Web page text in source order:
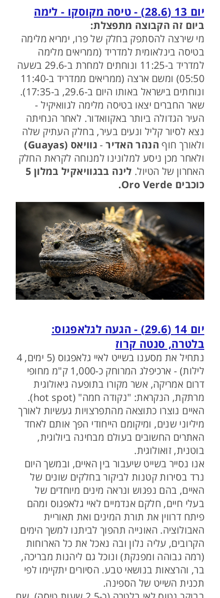
יום 13 (28.6) - טיסה מקוסקו - לימה
ביום זה הקבוצה מתפצלת:
מי שירצה להסתפק בחלק של פרו, ימריא מלימה
בטיסה בינלאומית למדריד (ממריאים מלימה
למדריד ב-11:25 ונוחתים למחרת ב-29.6 בשעה
05:50) ומשם ארצה (ממריאים ממדריד ב-11:40
ונוחתים בישראל באותו היום ב-29.6, ב-17:35).
שאר החברים יצאו בטיסה מלימה לגוואיקיל -
העיר הגדולה ביותר באקוואדור. לאחר הנחיתה
נצא לסיור קליל ונעים בעיר, בחלק העתיק שלה
ולאורך חוף הנהר האדיר - גוויאס (Guayas)
ולאחר מכן ניסע למלונינו למנוחה לקראת החלק
האחרון של הטיול.
לינה בבגוויאקיל במלון 5
כוכבים Oro Verde.
יום 14 (29.6) - הגעה לגלאפגוס:
בלטרה, סנטה קרוז
נתחיל את מסענו בשייט לאיי גלאפגוס (5 ימים, 4
לילות) - ארכיפלג המרוחק כ-1,000 ק"מ מחופי
דרום אמריקה, אשר מקורו בתופעה גיאולוגית
מרתקת, הנקראת: "נקודה חמה" (hot spot).
האיים נוצרו כתוצאה מהתפרצויות געשיות לאורך
מיליוני שנים, ומיקומם הייחודי הפך אותם לאחד
האתרים החשובים בעולם מבחינה ביולוגית,
בוטנית, זואולוגית.
אנו נסייר בשייט שיעבור בין האיים, ובמשך היום
נרד בסירות קטנות לביקור בחלקים שונים של
האיים, בהם נפגוש ונראה מינים מיוחדים של
בעלי חיים, חלקם אנדמיים לאיי גלאפגוס ומהם
פיתח דרווין את תורת המינים ואת תאוריית
האבולוציה. האונייה תהפוך לביתנו למשך הימים
הקרובים, עליה נלון ובה נאכל את כל הארוחות
(רמה גבוהה ומפנקת) ונוכל גם ליהנות מבריכה,
בר, והרצאות בנושאי טבע. הסיורים יתקיימו לפי
תכנית השייט של הספינה.